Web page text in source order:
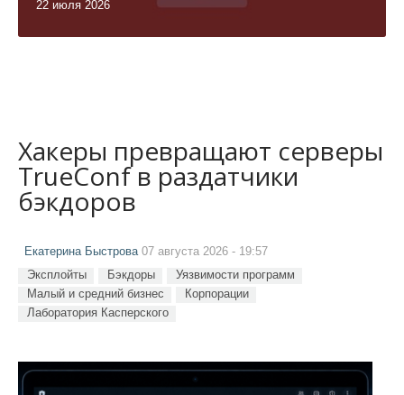
22 июля 2026
Хакеры превращают серверы
TrueConf в раздатчики
бэкдоров
Екатерина Быстрова07 августа 2026 - 19:57
Эксплойты Бэкдоры
Уязвимости программ
Малый и средний бизнес
Корпорации
Лаборатория Касперского